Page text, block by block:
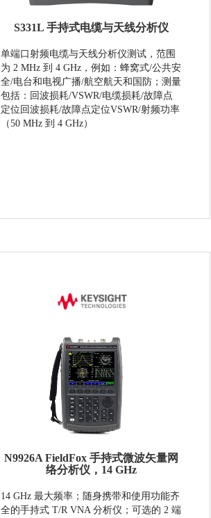
S331L 手持式电缆与天线分析仪
单端口射频电缆与天线分析仪测试，范围
为 2 MHz 到 4 GHz，例如：蜂窝式/公共安
全/电台和电视广播/航空航天和国防；测量
包括：回波损耗/VSWR/电缆损耗/故障点
定位回波损耗/故障点定位VSWR/射频功率
（50 MHz 到 4 GHz）
N9926A FieldFox 手持式微波矢量网
络分析仪，14 GHz
14 GHz 最大频率； 随身携带和使用功能齐
全的手持式 T/R VNA 分析仪；可选的 2 端